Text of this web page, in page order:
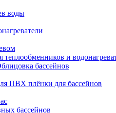
воды
и
бассейнов
ПВХ плёнки для бассейнов
бассейнов